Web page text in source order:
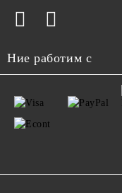
Ние работим с